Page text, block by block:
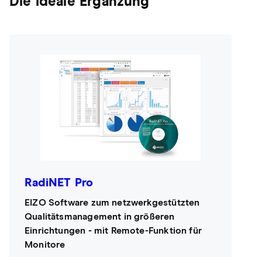
RadiNET Pro
EIZO Software zum netzwerkgestützten
Qualitätsmanagement in größeren
Einrichtungen - mit Remote-Funktion für
Monitore